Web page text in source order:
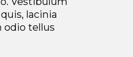
lacinia
odio tellus